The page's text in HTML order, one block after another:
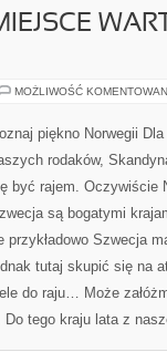
MOŻLIWOŚĆ
piękno Norwegii
rodaków,
być rajem. Oczywiście
są bogatymi
przykładowo Szwecja
tutaj skupić się na
do raju… Może
Do tego kraju lata z